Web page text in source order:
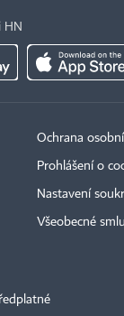
HN
Ochrana
Prohlášení o
Nastavení
Všeobecné